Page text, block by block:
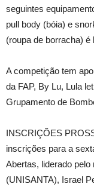
seguintes
pull body (bóia) e
(roupa de borracha) é
A competição tem
da FAP, By Lu, Lula
Grupamento de
INSCRIÇÕES
inscrições para a
Abertas, liderado
(UNISANTA), Israel